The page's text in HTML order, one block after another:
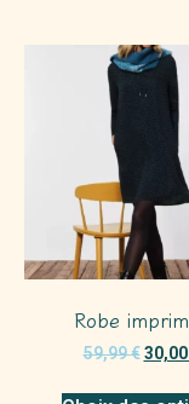
Robe
59,99€ 30,00